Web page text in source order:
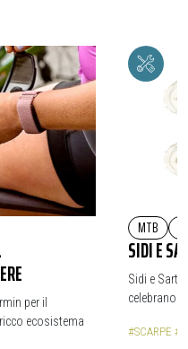
per il
ecosistema
MTB
SIDI E
Sidi e
celebrano
#SCARPE